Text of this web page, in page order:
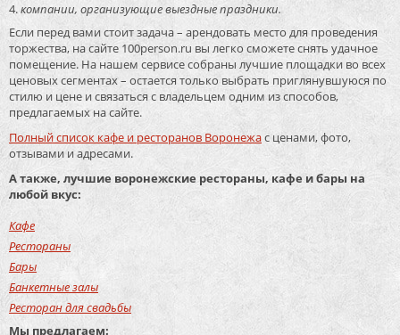
компании, организующие выездные праздники.
Если перед вами стоит задача – арендовать место для проведения
торжества, на сайте 100person.ru вы легко сможете снять удачное
помещение. На нашем сервисе собраны лучшие площадки во всех
ценовых сегментах – остается только выбрать приглянувшуюся по
стилю и цене и связаться с владельцем одним из способов,
предлагаемых на сайте.
Полный список кафе и ресторанов Воронежас ценами, фото,
отзывами и адресами.
А также, лучшие воронежские рестораны, кафе и бары на
любой вкус:
Кафе
Рестораны
Бары
Банкетные залы
Ресторан для свадьбы
Мы предлагаем: